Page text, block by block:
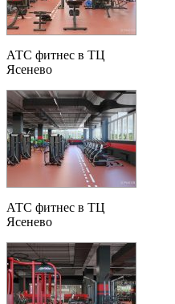
АТС фитнес в ТЦ
Ясенево
АТС фитнес в ТЦ
Ясенево